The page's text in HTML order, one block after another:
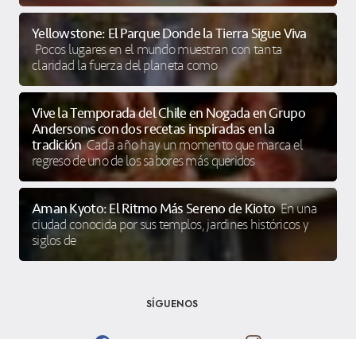
Yellowstone: El Parque Donde la Tierra Sigue Viva
Pocos lugares en el mundo muestran con tanta
claridad la fuerza del planeta como
Vive la Temporada del Chile en Nogada en Grupo
Anderson’s con dos recetas inspiradas en la
tradición Cada año hay un momento que marca el
regreso de uno de los sabores más queridos
Aman Kyoto: El Ritmo Más Sereno de Kioto En una
ciudad conocida por sus templos, jardines históricos y
siglos de
SÍGUENOS